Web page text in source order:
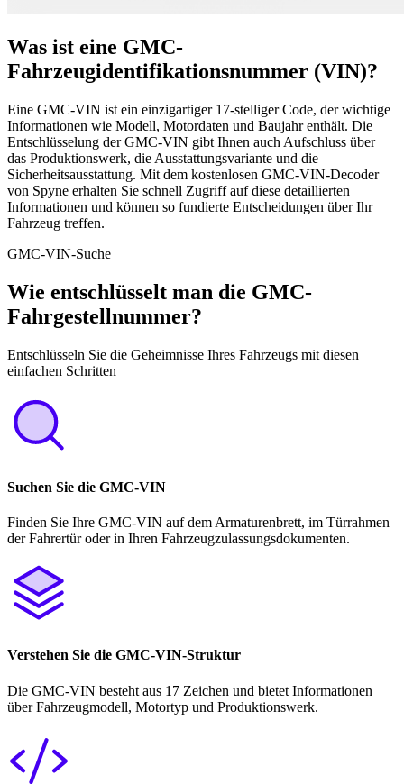
Was ist eine GMC-
Fahrzeugidentifikationsnummer (VIN)?
Eine GMC-VIN ist ein einzigartiger 17-stelliger Code, der wichtige
Informationen wie Modell, Motordaten und Baujahr enthält. Die
Entschlüsselung der GMC-VIN gibt Ihnen auch Aufschluss über
das Produktionswerk, die Ausstattungsvariante und die
Sicherheitsausstattung. Mit dem kostenlosen GMC-VIN-Decoder
von Spyne erhalten Sie schnell Zugriff auf diese detaillierten
Informationen und können so fundierte Entscheidungen über Ihr
Fahrzeug treffen.
GMC-VIN-Suche
Wie entschlüsselt man die GMC-
Fahrgestellnummer?
Entschlüsseln Sie die Geheimnisse Ihres Fahrzeugs mit diesen
einfachen Schritten
Suchen Sie die GMC-VIN
Finden Sie Ihre GMC-VIN auf dem Armaturenbrett, im Türrahmen
der Fahrertür oder in Ihren Fahrzeugzulassungsdokumenten.
Verstehen Sie die GMC-VIN-Struktur
Die GMC-VIN besteht aus 17 Zeichen und bietet Informationen
über Fahrzeugmodell, Motortyp und Produktionswerk.